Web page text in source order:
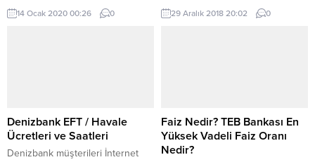
işlemlerinizi gerçekleştirmek
istiyorsanız, internet bankacılığı
şifresi alırken dikkat etmeniz
gerekmektedir. Bir başka kişilerle
şifrenizi...
14 Ocak 2020 00:26 0
ihtiyaçlarını çözmek amacıyla
verdikleri krediler ile öğrencilere
bakarak öğrencilere kredi
vermektedir. Nitekim
eğitimlerine...
29 Aralık 2018 20:02 0
Denizbank EFT / Havale
Ücretleri ve Saatleri
Denizbank müşterileri İnternet
Faiz Nedir? TEB Bankası En
Yüksek Vadeli Faiz Oranı
Nedir?